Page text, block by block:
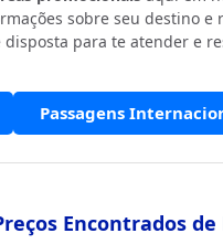
sobre seu destino e
para te atender e
Passagens
Encontrados